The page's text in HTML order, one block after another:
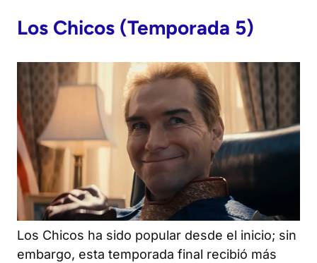
Los Chicos (Temporada 5)
Los Chicos ha sido popular desde el inicio; sin
embargo, esta temporada final recibió más